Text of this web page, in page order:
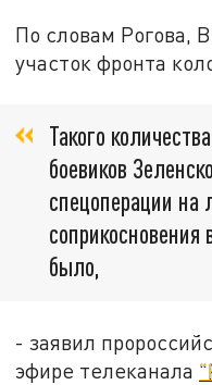
По словам Рогова,
участок фронта
Такого
боевиков
спецоперации на
соприкосновения
было,
- заявил
эфире телеканала